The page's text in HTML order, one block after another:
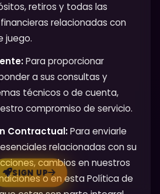
retiros y todas las
relacionadas con
juego.
Para proporcionar
a sus consultas y
técnicos o de cuenta,
compromiso de servicio.
Contractual:Para enviarle
relacionadas con su
cambios en nuestros
o en esta Política de
SIGN UP